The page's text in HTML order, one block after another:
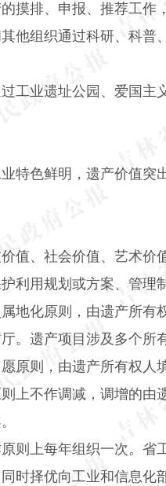
摸排、申报、推荐工作
他组织通过科研、科普
工业遗址公园、爱国主
特色鲜明，遗产价值突
值、社会价值、艺术价
利用规划或方案、管理
地化原则，由遗产所有
。遗产项目涉及多个所
原则，由遗产所有权人
上不作调减，调增的
则上每年组织一次。省
时择优向工业和信息化